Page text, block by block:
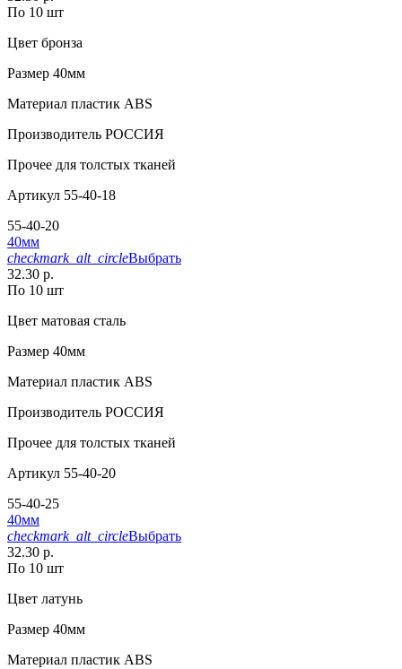
По 10 шт
Цвет бронза
Размер 40мм
Материал пластик АВS
Производитель РОССИЯ
Прочее для толстых тканей
Артикул 55-40-18
55-40-20
40мм
checkmark_alt_circleВыбрать
32.30 р.
По 10 шт
Цвет матовая сталь
Размер 40мм
Материал пластик АВS
Производитель РОССИЯ
Прочее для толстых тканей
Артикул 55-40-20
55-40-25
40мм
checkmark_alt_circleВыбрать
32.30 р.
По 10 шт
Цвет латунь
Размер 40мм
Материал пластик АВS